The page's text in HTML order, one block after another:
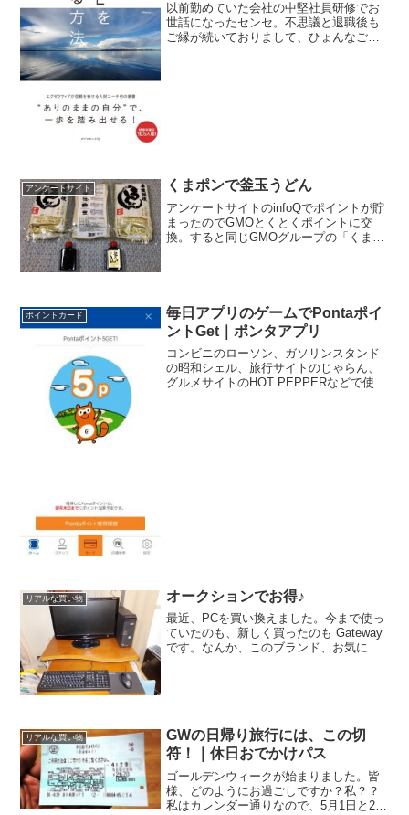
以前勤めていた会社の中堅社員研修でお
世話になったセンセ。不思議と退職後も
ご縁が続いておりまして、ひょんなご縁
アンケートサイト くまポンで釜玉うどん
アンケートサイトのinfoQでポイントが貯
まったのでGMOとくとくポイントに交
換。すると同じGMOグループの「くまポ
ポイントカード
毎日アプリのゲームでPontaポイ
ントGet｜ポンタアプリ
コンビニのローソン、ガソリンスタンド
の昭和シェル、旅行サイトのじゃらん、
グルメサイトのHOT PEPPERなどで使え
リアルな買い物 オークションでお得♪
最近、PCを買い換えました。今まで使っ
ていたのも、新しく買ったのも Gateway
です。なんか、このブランド、お気に入
リアルな買い物
GWの日帰り旅行には、この切
符！｜休日おでかけパス
ゴールデンウィークが始まりました。皆
様、どのようにお過ごしですか？私？？
私はカレンダー通りなので、5月1日と2日